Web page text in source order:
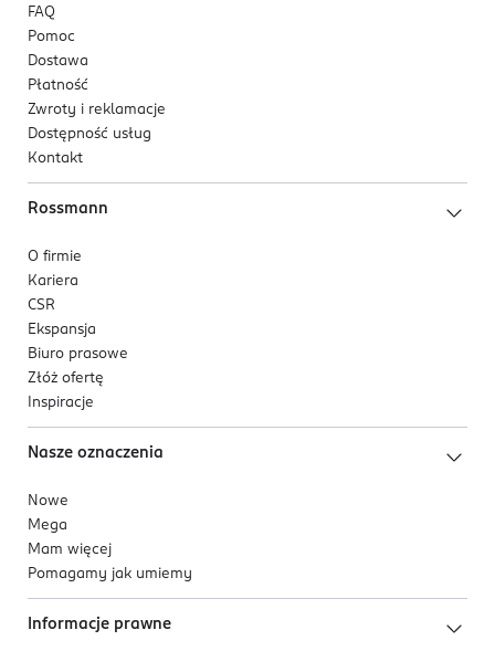
FAQ
Pomoc
Dostawa
Płatność
Zwroty i reklamacje
Dostępność usług
Kontakt
Rossmann
O firmie
Kariera
CSR
Ekspansja
Biuro prasowe
Złóż ofertę
Inspiracje
Nasze oznaczenia
Nowe
Mega
Mam więcej
Pomagamy jak umiemy
Informacje prawne